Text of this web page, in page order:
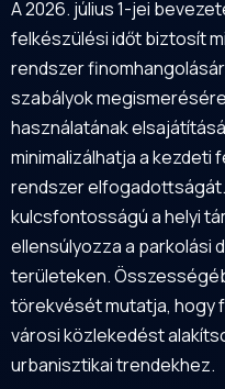
A 2026. július 1-jei
felkészülési időt biztosít
rendszer
szabályok
használatának
minimalizálhatja a kezdeti
rendszer
kulcsfontosságú a helyi
ellensúlyozza a parkolási
területeken.
törekvését mutatja, hogy
városi közlekedést
urbanisztikai trendekhez.